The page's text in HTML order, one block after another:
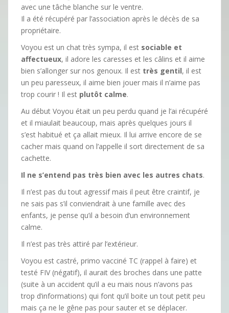
avec une tâche blanche sur le ventre.
Il a été récupéré par l’association après le décès de sa
propriétaire.
Voyou est un chat très sympa, il est sociable et
affectueux, il adore les caresses et les câlins et il aime
bien s’allonger sur nos genoux. Il est très gentil, il est
un peu paresseux, il aime bien jouer mais il n’aime pas
trop courir ! Il est plutôt calme.
Au début Voyou était un peu perdu quand je l’ai récupéré
et il miaulait beaucoup, mais après quelques jours il
s’est habitué et ça allait mieux. Il lui arrive encore de se
cacher mais quand on l’appelle il sort directement de sa
cachette.
Il ne s’entend pas très bien avec les autres chats.
Il n’est pas du tout agressif mais il peut être craintif, je
ne sais pas s’il conviendrait à une famille avec des
enfants, je pense qu’il a besoin d’un environnement
calme.
Il n’est pas très attiré par l’extérieur.
Voyou est castré, primo vacciné TC (rappel à faire) et
testé FIV (négatif), il aurait des broches dans une patte
(suite à un accident qu’il a eu mais nous n’avons pas
trop d’informations) qui font qu’il boite un tout petit peu
mais ça ne le gêne pas pour sauter et se déplacer.